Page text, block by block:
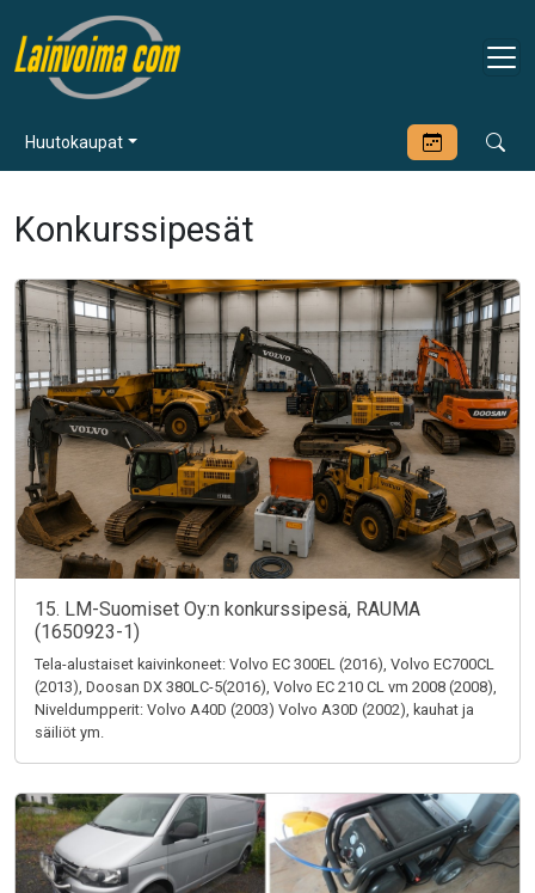
Huutokaupat
Konkurssipesät
15. LM-Suomiset Oy:n konkurssipesä, RAUMA
(1650923-1)
Tela-alustaiset kaivinkoneet: Volvo EC 300EL (2016), Volvo EC700CL
(2013), Doosan DX 380LC-5(2016), Volvo EC 210 CL vm 2008 (2008),
Niveldumpperit: Volvo A40D (2003) Volvo A30D (2002), kauhat ja
säiliöt ym.